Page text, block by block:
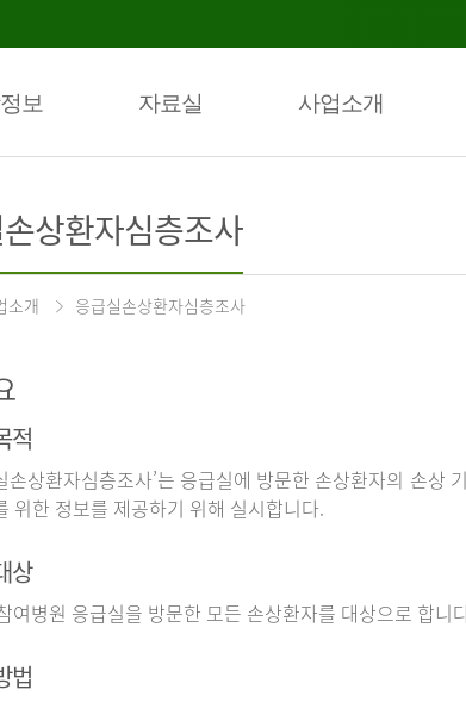
보 자료실 사업소개
상환자심층조사
소개 응급실손상환자심층조사
적
손상환자심층조사’는 응급실에 방문한 손상환자의 손
위한 정보를 제공하기 위해 실시합니다.
상
여병원 응급실을 방문한 모든 손상환자를 대상으로 합니
법